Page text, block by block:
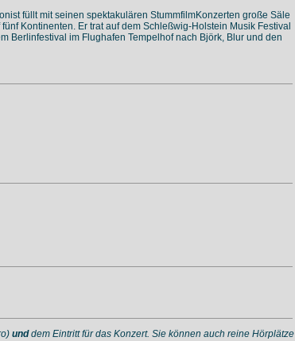
füllt mit seinen spektakulären StummfilmKonzerten große Säle
Kontinenten. Er trat auf dem Schleßwig-Holstein Musik Festival
Berlinfestival im Flughafen Tempelhof nach Björk, Blur und den
unddem Eintritt für das Konzert. Sie können auch reine Hörplätze